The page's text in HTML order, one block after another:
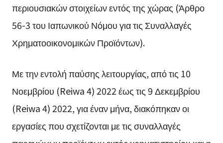
περιουσιακών στοιχείων εντός της χώρας (Άρθρο
56-3 του Ιαπωνικού Νόμου για τις Συναλλαγές
Χρηματοοικονομικών Προϊόντων).
Με την εντολή παύσης λειτουργίας, από τις 10
Νοεμβρίου (Reiwa 4) 2022 έως τις 9 Δεκεμβρίου
(Reiwa 4) 2022, για έναν μήνα, διακόπηκαν οι
εργασίες που σχετίζονται με τις συναλλαγές